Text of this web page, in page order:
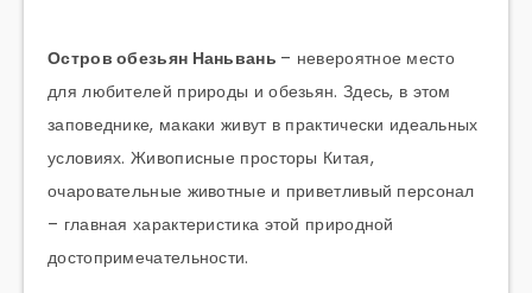
Остров обезьян Наньвань – невероятное место
для любителей природы и обезьян. Здесь, в этом
заповеднике, макаки живут в практически идеальных
условиях. Живописные просторы Китая,
очаровательные животные и приветливый персонал
– главная характеристика этой природной
достопримечательности.